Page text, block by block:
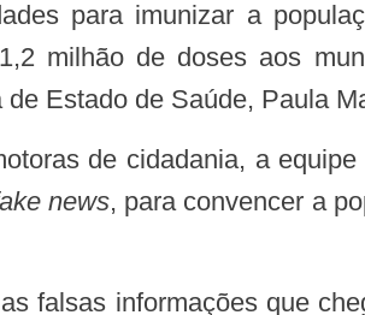
milhão de doses aos
Estado de Saúde, Paula
news, para convencer a